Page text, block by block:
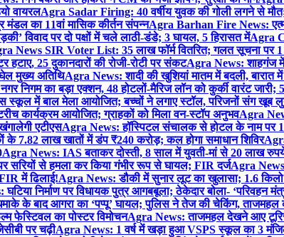
वायरलAgra Sadar Firing: 40 वर्षीय युवक की गोली लगने से मौत;
का 11वां मासिक कीर्तन संपन्नAgra Barhan Fire News:
विवाद पर दो पक्षों में चले लाठी-डंडे; 3 घायल, 5 हिरासत मेंAgra
News SIR Voter List: 35 लाख फॉर्म वितरित; गलत सूचना पर
25 दुकानदारों की रोजी-रोटी पर संकटAgra News: शाहगंज
मुख्य अतिथिAgra News: शादी की खुशियां मातम में बदली, बारात में
निगम का बड़ा एक्शन, 48 होटलों-मैरिज लॉन को कुर्की वारंट जारी;
में बाल मेला आयोजित; बच्चों ने लगाए स्टॉल, परिजनों संग खूब
कार्यक्रम आयोजित; ग्राहकों को मिला वन-स्टॉप अनुभवAgra
एटीएसAgra News: हॉस्पिटल संचालक से होटल के नाम पर
7.82 लाख खातों में डंप ₹240 करोड़; कल होगा समाधान शिविर
Agra News: IAS बताकर दोस्ती, 8 साल में युवती-मां से 20 लाख
पर सरियों से हमला कर किया गंभीर रूप से घायल; FIR दर्जAgra News:
में ढिलाई!Agra News: डौकी में सुनार लूट का खुलासा; 1.6 किलो
निर्माण पर विधायक पुत्र आगबबूला; ठेकेदार बोला- ‘परिवहन
के बाद आगरा का ‘पप्पू’ घायल; पुलिस ने तेज की चेकिंग, ताजमहल
फेस्टिवल का पोस्टर विमोचनAgra News: ताजमहल देखने आए
पर चढ़ीAgra News: 1 वर्ष में खड़ा हुआ VSPS स्कूल का 3